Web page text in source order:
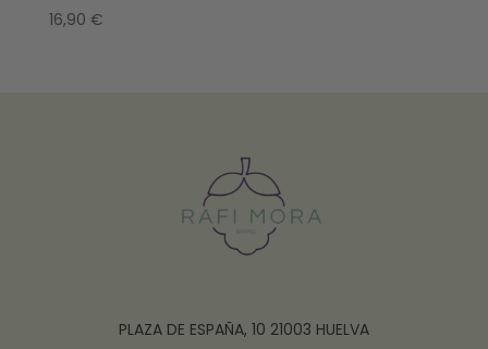
16,90 €
PLAZA DE ESPAÑA, 10 21003 HUELVA